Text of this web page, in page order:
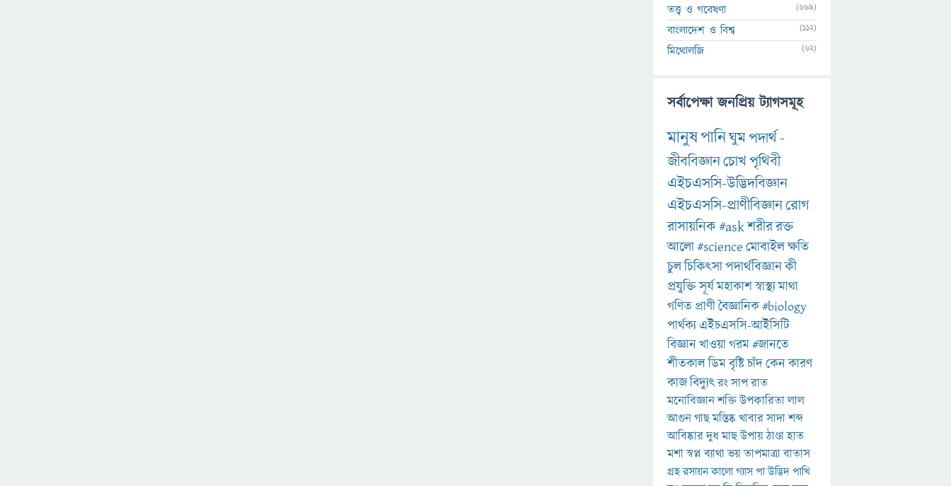
তত্ত্ব ও গবেষণা (669)
বাংলাদেশ ও বিশ্ব (112)
মিথোলজি (62)
সর্বাপেক্ষা জনপ্রিয় ট্যাগসমূহ
মানুষপানিঘুমপদার্থ-
জীববিজ্ঞানচোখপৃথিবী
এইচএসসি-উদ্ভিদবিজ্ঞান
এইচএসসি-প্রাণীবিজ্ঞানরোগ
রাসায়নিক#askশরীররক্ত
আলো#scienceমোবাইলক্ষতি
চুলচিকিৎসাপদার্থবিজ্ঞানকী
প্রযুক্তিসূর্যমহাকাশস্বাস্থ্যমাথা
গণিত প্রাণীবৈজ্ঞানিক#biology
পার্থক্য এইচএসসি-আইসিটি
বিজ্ঞানখাওয়াগরম#জানতে
শীতকালডিমবৃষ্টিচাঁদকেনকারণ
কাজবিদ্যুৎরংসাপরাত
মনোবিজ্ঞানশক্তিউপকারিতালাল
আগুনগাছমস্তিষ্কখাবারসাদাশব্দ
আবিষ্কারদুধমাছউপায়ঠাণ্ডাহাত
মশাস্বপ্নব্যাথাভয়তাপমাত্রাবাতাস
গ্রহরসায়নকালোগ্যাসপাউদ্ভিদপাখি